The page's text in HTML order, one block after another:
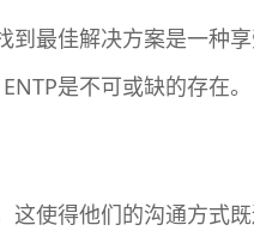
到最佳解决方案是一种
是不可或缺的存在。
这使得他们的沟通方式